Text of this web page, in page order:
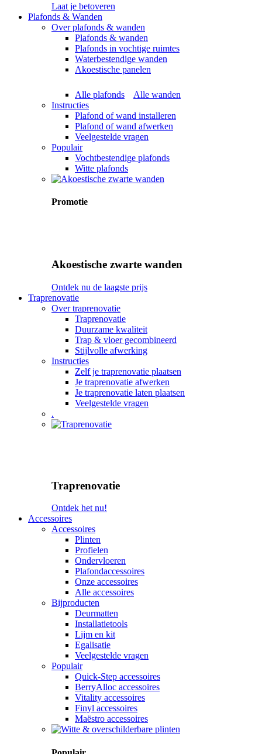
Laat je betoveren
Plafonds & Wanden
Over plafonds & wanden
Plafonds & wanden
Plafonds in vochtige ruimtes
Waterbestendige wanden
Akoestische panelen
Alle plafonds
Alle wanden
Instructies
Plafond of wand installeren
Plafond of wand afwerken
Veelgestelde vragen
Populair
Vochtbestendige plafonds
Witte plafonds
Promotie
Akoestische zwarte wanden
Ontdek nu de laagste prijs
Traprenovatie
Over traprenovatie
Traprenovatie
Duurzame kwaliteit
Trap & vloer gecombineerd
Stijlvolle afwerking
Instructies
Zelf je traprenovatie plaatsen
Je traprenovatie afwerken
Je traprenovatie laten plaatsen
Veelgestelde vragen
.
Traprenovatie
Ontdek het nu!
Accessoires
Accessoires
Plinten
Profielen
Ondervloeren
Plafondaccessoires
Onze accessoires
Alle accessoires
Bijproducten
Deurmatten
Installatietools
Lijm en kit
Egalisatie
Veelgestelde vragen
Populair
Quick-Step accessoires
BerryAlloc accessoires
Vitality accessoires
Finyl accessoires
Maëstro accessoires